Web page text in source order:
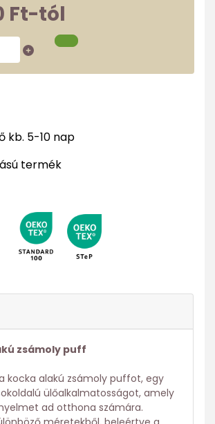
Ft-tól
kb. 5-10 nap
termék
zsámoly puff
kocka alakú zsámoly puffot, egy
ülőalkalmatosságot, amely
ad otthona számára.